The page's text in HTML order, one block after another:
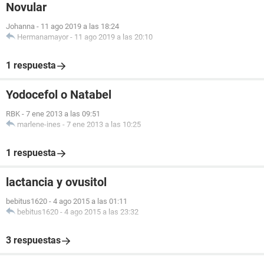
Novular
Johanna - 11 ago 2019 a las 18:24
Hermanamayor - 11 ago 2019 a las 20:10
1 respuesta
Yodocefol o Natabel
RBK - 7 ene 2013 a las 09:51
marlene-ines - 7 ene 2013 a las 10:25
1 respuesta
lactancia y ovusitol
bebitus1620 - 4 ago 2015 a las 01:11
bebitus1620 - 4 ago 2015 a las 23:32
3 respuestas